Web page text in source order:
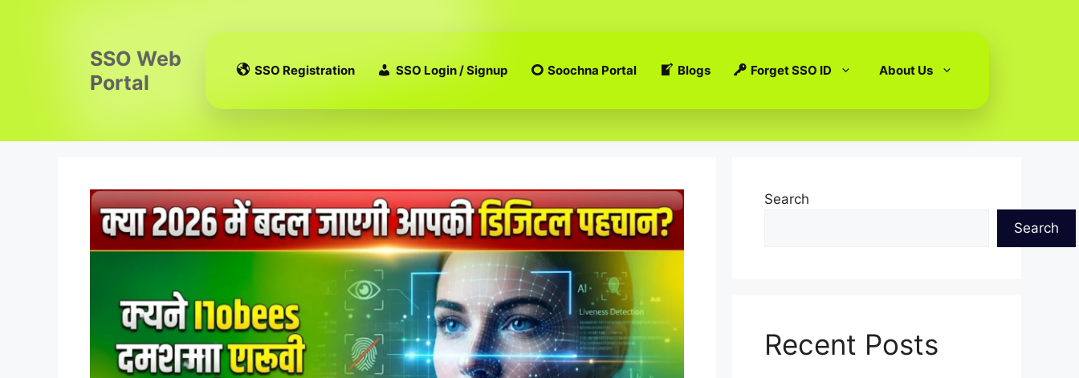
SSO Web
Portal
SSO Registration SSO Login / Signup Soochna Portal Blogs Forget SSO ID About Us
Search
Search
Recent Posts